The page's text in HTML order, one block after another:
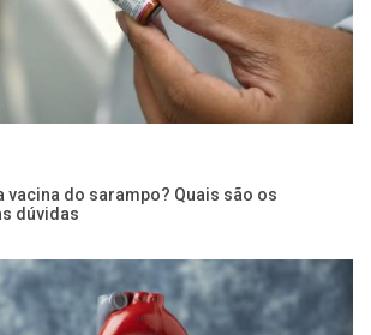
vacina do sarampo? Quais são os
dúvidas